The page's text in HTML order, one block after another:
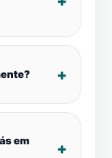
em